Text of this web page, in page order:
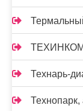
ТЕХИНКОМ
Технарь-
Технопарк,